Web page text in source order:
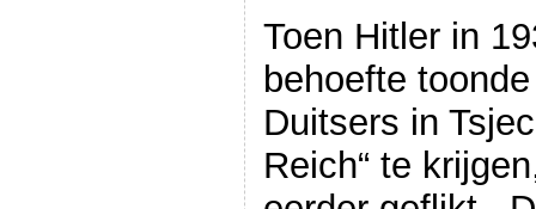
Toen Hitler in
behoefte
Duitsers in
Reich“ te